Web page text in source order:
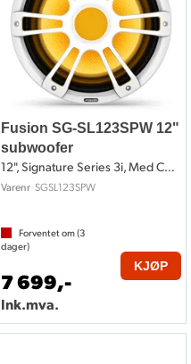
Fusion SG-SL123SPW 12"
subwoofer
12", Signature Series 3i, Med CRGBW LED
Varenr SGSL123SPW
Forventet om (3
dager)
7 699,-
Ink.mva.
KJØP